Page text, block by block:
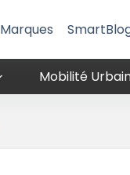
Marques
Mobilité